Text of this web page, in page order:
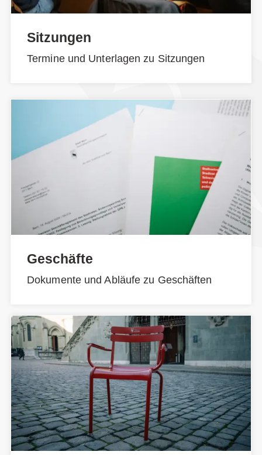
Sitzungen
Termine und Unterlagen zu Sitzungen
Geschäfte
Dokumente und Abläufe zu Geschäften